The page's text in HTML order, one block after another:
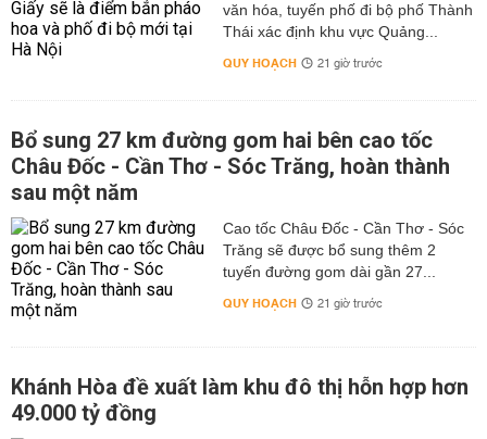
văn hóa, tuyến phố đi bộ phố Thành
Thái xác định khu vực Quảng...
QUY HOẠCH 21 giờ trước
Bổ sung 27 km đường gom hai bên cao tốc
Châu Đốc - Cần Thơ - Sóc Trăng, hoàn thành
sau một năm
Cao tốc Châu Đốc - Cần Thơ - Sóc
Trăng sẽ được bổ sung thêm 2
tuyến đường gom dài gần 27...
QUY HOẠCH 21 giờ trước
Khánh Hòa đề xuất làm khu đô thị hỗn hợp hơn
49.000 tỷ đồng